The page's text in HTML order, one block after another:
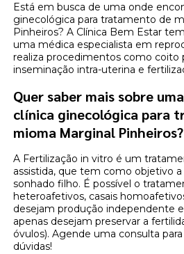
Está em busca de uma onde
ginecológica para tratamento de
Pinheiros? A Clínica Bem Estar
uma médica especialista em
realiza procedimentos como coito
inseminação intra-uterina e
Quer saber mais sobre
clínica ginecológica para
mioma Marginal Pinheiros?
A Fertilização in vitro é um
assistida, que tem como objetivo
sonhado filho. É possível o
heteroafetivos, casais
desejam produção independente
apenas desejam preservar a
óvulos). Agende uma consulta
dúvidas!